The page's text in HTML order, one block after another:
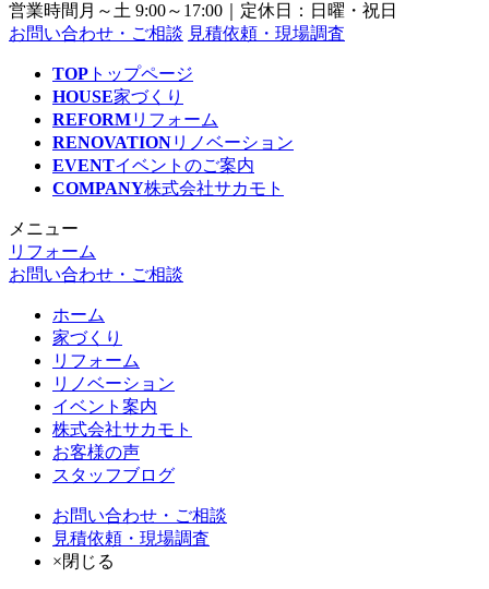
営業時間 月～土 9:00～17:00｜定休日：日曜・祝日
お問い合わせ・ご相談 見積依頼・現場調査
TOP トップページ
HOUSE家づくり
REFORMリフォーム
RENOVATIONリノベーション
EVENTイベントのご案内
COMPANY株式会社サカモト
メニュー
リフォーム
お問い合わせ・ご相談
ホーム
家づくり
リフォーム
リノベーション
イベント案内
株式会社サカモト
お客様の声
スタッフブログ
お問い合わせ・ご相談
見積依頼・現場調査
×閉じる